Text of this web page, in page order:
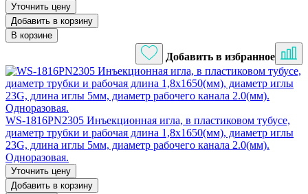
Уточнить цену
Добавить в корзину
В корзине
Добавить в избранное
WS-1816PN2305 Инъекционная игла, в пластиковом тубусе,
диаметр трубки и рабочая длина 1,8х1650(мм), диаметр иглы
23G, длина иглы 5мм, диаметр рабочего канала 2.0(мм).
Одноразовая.
Уточнить цену
Добавить в корзину